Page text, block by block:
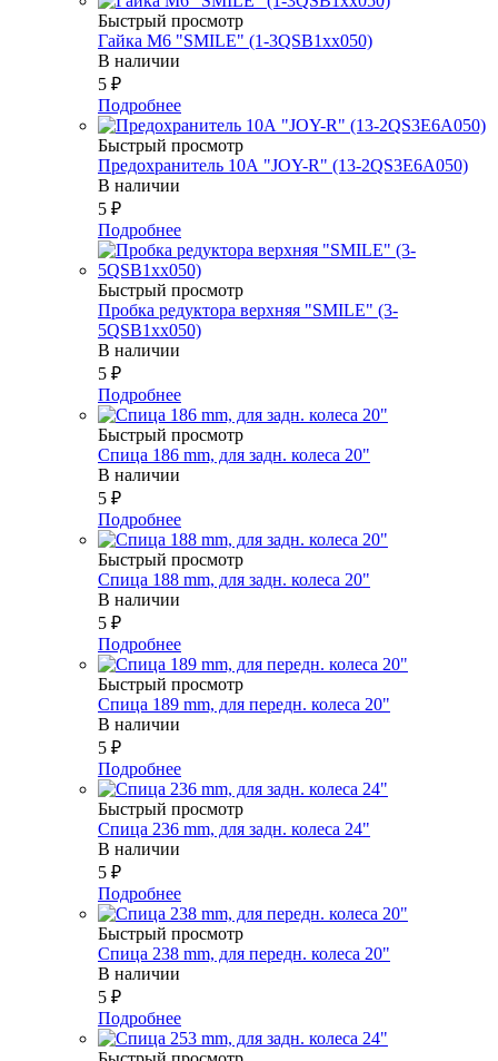
Быстрый просмотр
Гайка М6 "SMILE" (1-3QSB1xx050)
В наличии
5 ₽
Подробнее
Быстрый просмотр
Предохранитель 10А "JOY-R" (13-2QS3E6A050)
В наличии
5 ₽
Подробнее
Быстрый просмотр
Пробка редуктора верхняя "SMILE" (3-
5QSB1xx050)
В наличии
5 ₽
Подробнее
Быстрый просмотр
Спица 186 mm, для задн. колеса 20"
В наличии
5 ₽
Подробнее
Быстрый просмотр
Спица 188 mm, для задн. колеса 20"
В наличии
5 ₽
Подробнее
Быстрый просмотр
Спица 189 mm, для передн. колеса 20"
В наличии
5 ₽
Подробнее
Быстрый просмотр
Спица 236 mm, для задн. колеса 24"
В наличии
5 ₽
Подробнее
Быстрый просмотр
Спица 238 mm, для передн. колеса 20"
В наличии
5 ₽
Подробнее